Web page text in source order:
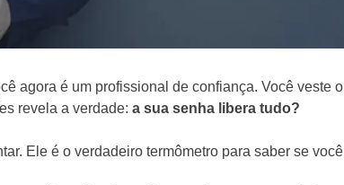
agora é um profissional de confiança. Você
revela a verdade: a sua senha libera tudo?
Ele é o verdadeiro termômetro para saber se